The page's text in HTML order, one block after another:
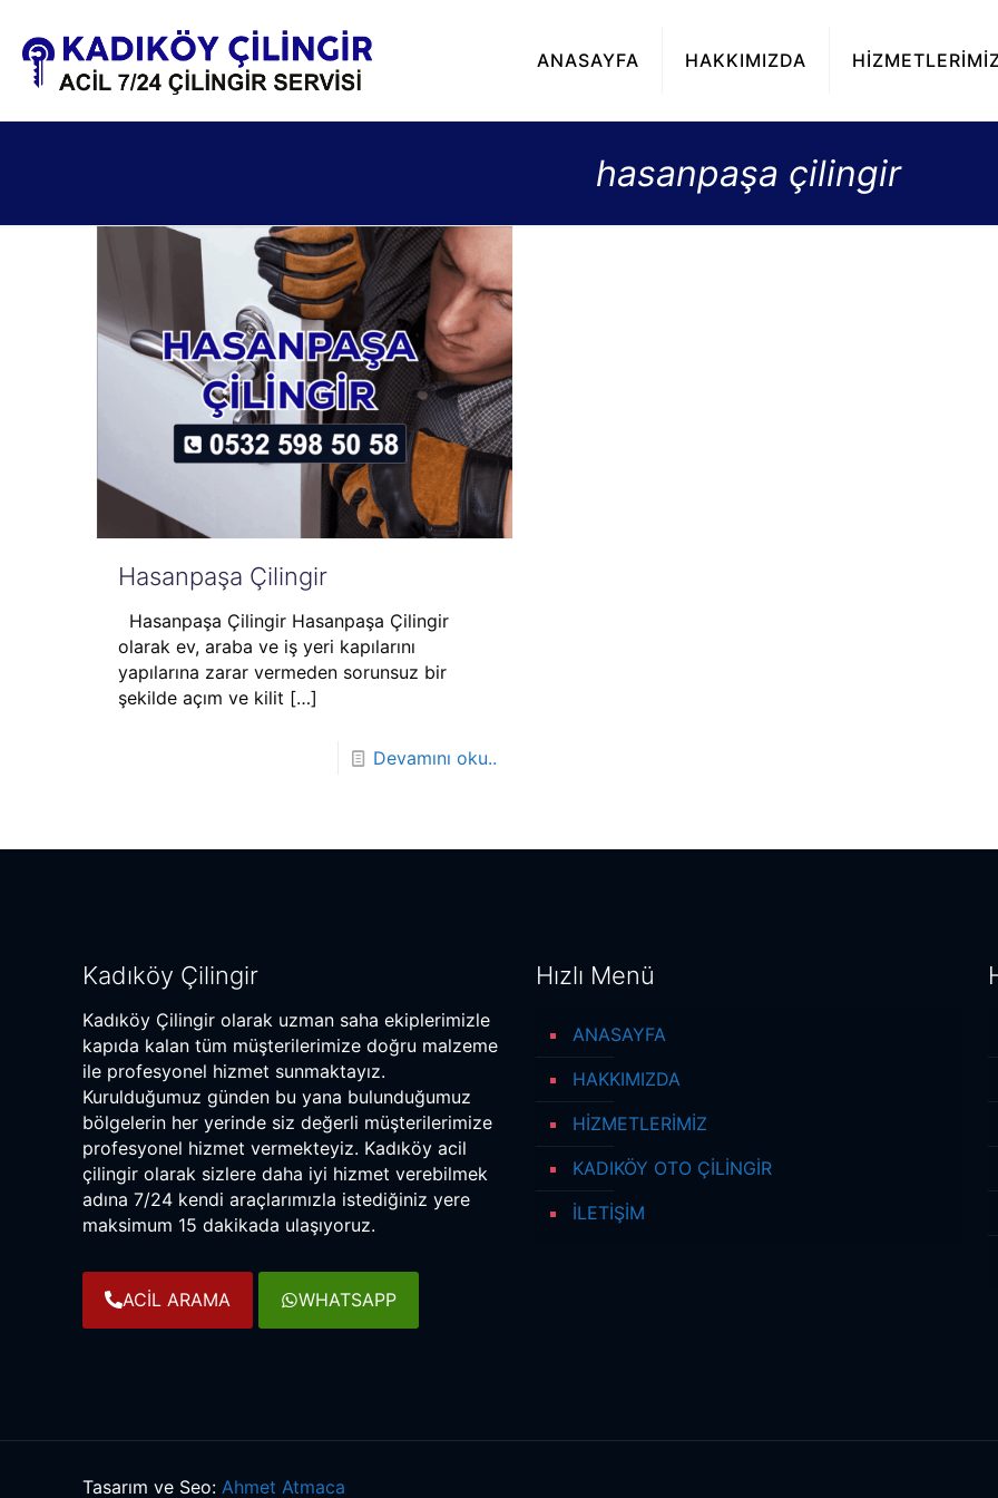
ANASAYFA HAKKIMIZDA
hasanpaşa çilingir
Hasanpaşa Çilingir
Hasanpaşa Çilingir Hasanpaşa Çilingir
olarak ev, araba ve iş yeri kapılarını
yapılarına zarar vermeden sorunsuz bir
şekilde açım ve kilit […]
Devamını oku..
Kadıköy Çilingir
Kadıköy Çilingir olarak uzman saha ekiplerimizle
kapıda kalan tüm müşterilerimize doğru malzeme
ile profesyonel hizmet sunmaktayız.
Kurulduğumuz günden bu yana bulunduğumuz
bölgelerin her yerinde siz değerli müşterilerimize
profesyonel hizmet vermekteyiz. Kadıköy acil
çilingir olarak sizlere daha iyi hizmet verebilmek
adına 7/24 kendi araçlarımızla istediğiniz yere
maksimum 15 dakikada ulaşıyoruz.
ACİL ARAMA WHATSAPP
Hızlı Menü
ANASAYFA
HAKKIMIZDA
HİZMETLERİMİZ
KADIKÖY OTO ÇİLİNGİR
İLETİŞİM
Tasarım ve Seo: Ahmet Atmaca